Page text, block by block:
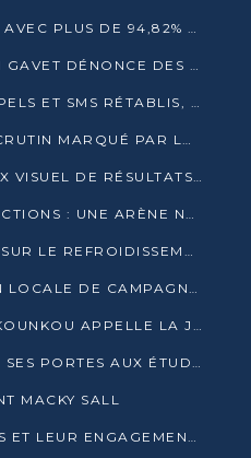
SASSOU N’GUESSO RÉÉLU AVEC PLUS DE 94,82% DES VOIX
PRÉSIDENTIELLE : DESTIN GAVET DÉNONCE DES IRRÉGULARITÉS ET REVENDIQUE LA VICTOIRE
PRÉSIDENTIELLE : LES APPELS ET SMS RÉTABLIS, INTERNET RESTE BLOQUÉ
PRÉSIDENTIELLE A : UN SCRUTIN MARQUÉ PAR LA COUPURE D’INTERNET ET UNE AFFLUENCE TIMIDE À BRAZZAVILLE
PRÉSIDENTIELLE : UN FAUX VISUEL DE RÉSULTATS CIRCULE
RÉSEAUX SOCIAUX ET ÉLECTIONS : UNE ARÈNE NUMÉRIQUE EN PLEINE MUTATION AU CONGO
À FREETOWN, MEER MISE SUR LE REFROIDISSEMENT PASSIF FACE À LA CHALEUR EXTRÊME
BOUEMBA : LA DIRECTION LOCALE DE CAMPAGNE DE DENIS SASSOU N’GUESSO MULTIPLIE LES ACTIVITÉS DE MOBILISATION
ROCH BREDIN BISSALA NKOUNKOU APPELLE LA JEUNESSE DE GOMA TSÉ-TSÉ À UN VOTE MASSIF POUR DENIS SASSOU NGUESSO
CONGO TERMINAL OUVRE SES PORTES AUX ÉTUDIANTS EN TRANSPORT ET LOGISTIQUE
MACKY SALL
TBC CÉLÈBRE LES FEMMES ET LEUR ENGAGEMENT À L’OCCASION DU 8 MARS